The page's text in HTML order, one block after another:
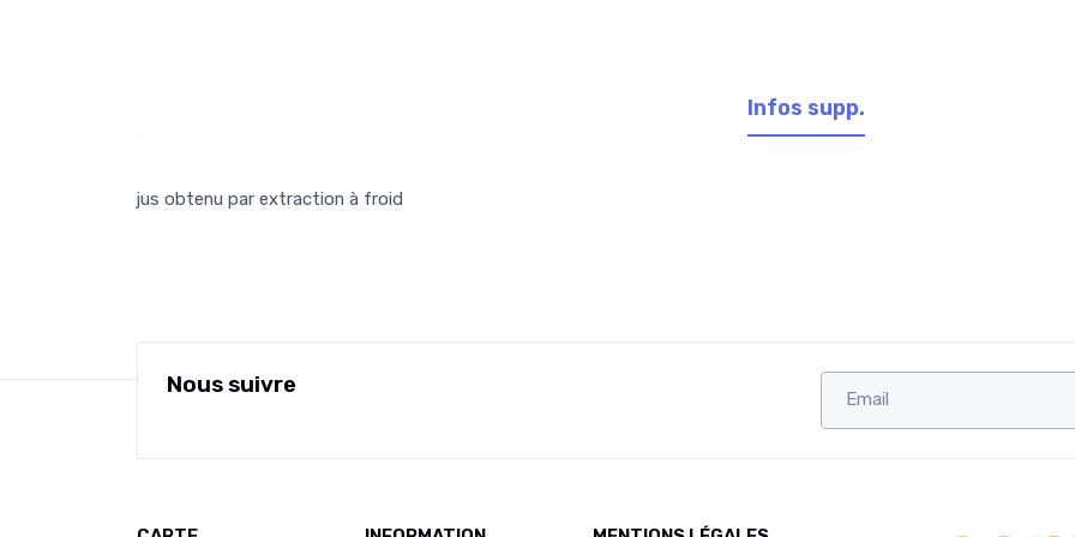
Infos supp.
jus obtenu par extraction à froid
Nous suivre